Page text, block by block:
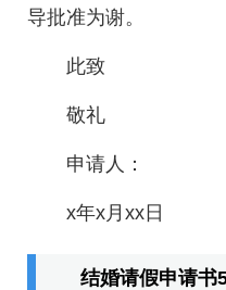
导批准为谢。
此致
敬礼
申请人：
x年x月xx日
结婚请假申请书